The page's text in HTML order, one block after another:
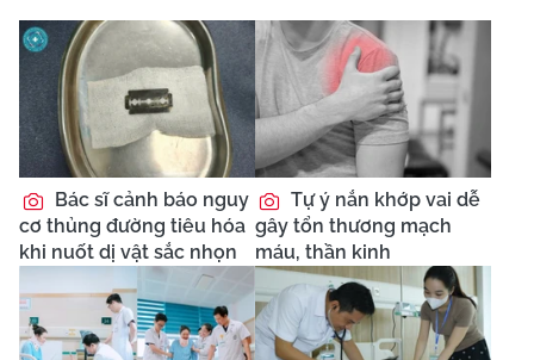
Bác sĩ cảnh báo nguy
cơ thủng đường tiêu hóa
khi nuốt dị vật sắc nhọn
Tự ý nắn khớp vai dễ
gây tổn thương mạch
máu, thần kinh